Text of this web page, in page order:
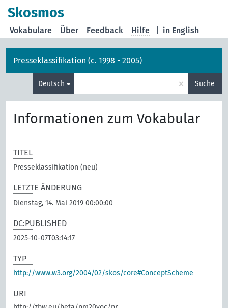
Skosmos
in English
Vokabulare Über Feedback Hilfe
Presseklassifikation (c. 1998 - 2005)
Deutsch × Suche
Informationen zum Vokabular
TITEL
Presseklassifikation (neu)
LETZTE ÄNDERUNG
Dienstag, 14. Mai 2019 00:00:00
DC:PUBLISHED
2025-10-07T03:14:17
TYP
http://www.w3.org/2004/02/skos/core#ConceptScheme
URI